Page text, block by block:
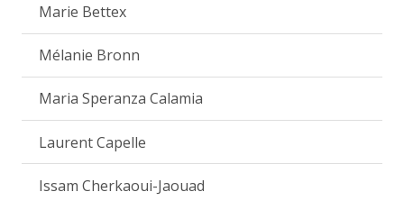
Marie Bettex
Mélanie Bronn
Maria Speranza Calamia
Laurent Capelle
Issam Cherkaoui-Jaouad